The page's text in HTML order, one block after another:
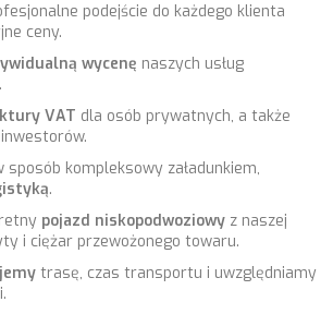
podejście do każdego klienta
ceny.
wycenę naszych usług
VAT dla osób prywatnych, a także
sposób kompleksowy załadunkiem,
.
pojazd niskopodwoziowy z naszej
i ciężar przewożonego towaru.
trasę, czas transportu i uwzględniamy